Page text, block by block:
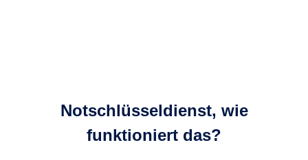
Notschlüsseldienst, wie
funktioniert das?